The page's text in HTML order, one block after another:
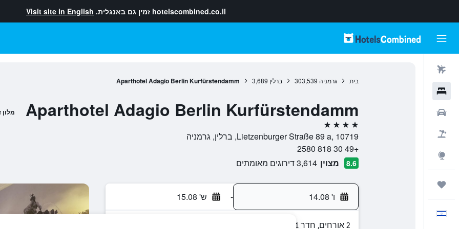
hotelscombined.co.il זמין גם באנגלית. Visit site in English
בית גרמניה 303,539 ברלין 3,689
Aparthotel Adagio Berlin Kurfürstendamm
Aparthotel Adagio Berlin Kurfürstendamm מלון
4 כוכבים
Lietzenburger Straße 89 a, 10719, ברלין, גרמניה
+49 30 818 2580
8.6 מצוין 3,614 דירוגים מאומתים
ו' 14.08 - ש' 15.08
2 אורחים, חדר 1